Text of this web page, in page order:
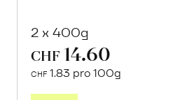
2 x 400g
CHF 14.60
CHF 1.83 pro 100g